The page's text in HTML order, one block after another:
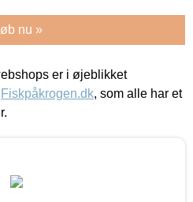
nu »
er i øjeblikket
Fiskpåkrogen.dk, som alle har et